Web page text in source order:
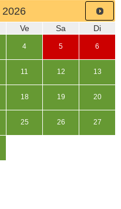
2026
Ve Sa Di
4 5 6
11 12 13
18 19 20
25 26 27